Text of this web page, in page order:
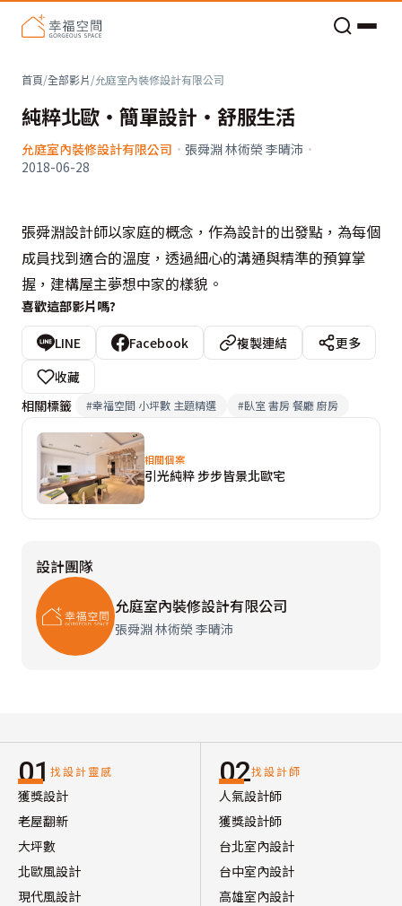
首頁/全部影片/允庭室內裝修設計有限公司
純粹北歐‧簡單設計‧舒服生活
允庭室內裝修設計有限公司 · 張舜淵 林術榮 李晴沛 ·
2018-06-28
張舜淵設計師以家庭的概念，作為設計的出發點，為每個
成員找到適合的溫度，透過細心的溝通與精準的預算掌
握，建構屋主夢想中家的樣貌。
喜歡這部影片嗎?
LINE Facebook 複製連結
更多
收藏
相關標籤
#幸福空間 小坪數 主題精選 #臥室 書房 餐廳 廚房
相關個案
引光純粹 步步皆景北歐宅
設計團隊
允庭室內裝修設計有限公司
張舜淵 林術榮 李晴沛
01 找設計靈感
獲獎設計
老屋翻新
大坪數
北歐風設計
現代風設計
02找設計師
人氣設計師
獲獎設計師
台北室內設計
台中室內設計
高雄室內設計